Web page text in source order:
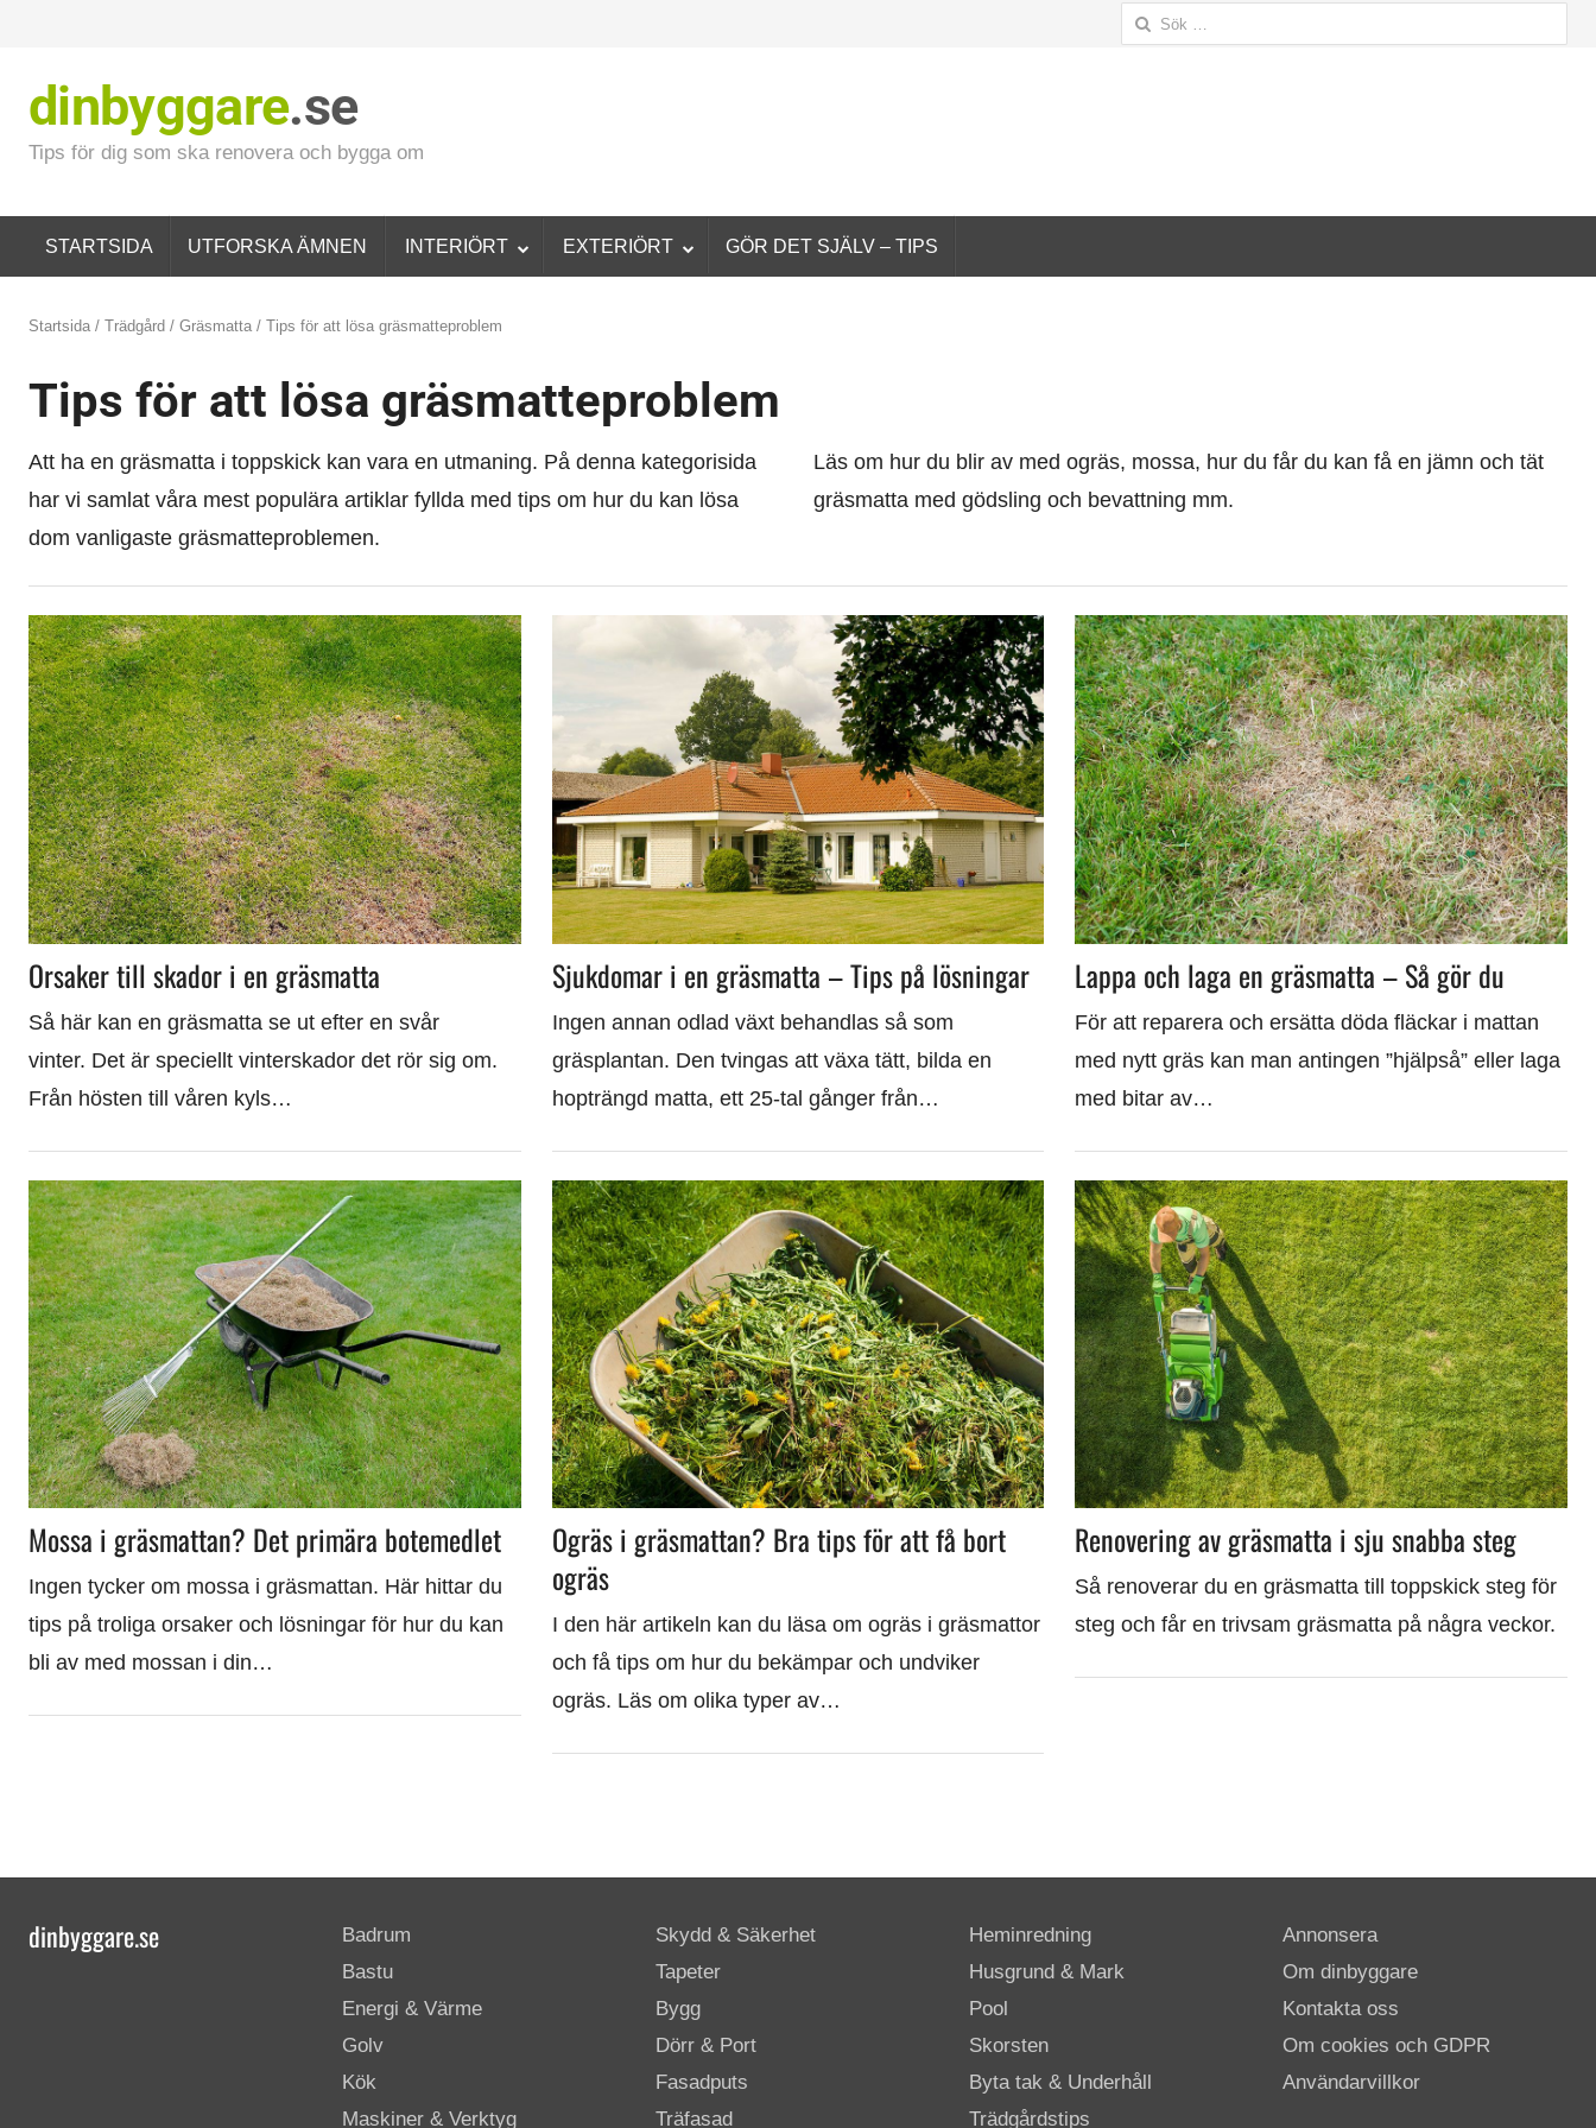
Sök
dinbyggare.se
Tips för dig som ska renovera och bygga om
STARTSIDA UTFORSKA ÄMNEN INTERIÖRT EXTERIÖRT GÖR DET SJÄLV – TIPS
Startsida / Trädgård / Gräsmatta / Tips för att lösa gräsmatteproblem
Tips för att lösa gräsmatteproblem
Att ha en gräsmatta i toppskick kan vara en utmaning. På denna kategorisida
har vi samlat våra mest populära artiklar fyllda med tips om hur du kan lösa
dom vanligaste gräsmatteproblemen.
Läs om hur du blir av med ogräs, mossa, hur du får du kan få en jämn och tät
gräsmatta med gödsling och bevattning mm.
Orsaker till skador i en gräsmatta
Så här kan en gräsmatta se ut efter en svår
vinter. Det är speciellt vinterskador det rör sig om.
Från hösten till våren kyls…
Sjukdomar i en gräsmatta – Tips på lösningar
Ingen annan odlad växt behandlas så som
gräsplantan. Den tvingas att växa tätt, bilda en
hopträngd matta, ett 25-tal gånger från…
Lappa och laga en gräsmatta – Så gör du
För att reparera och ersätta döda fläckar i mattan
med nytt gräs kan man antingen ”hjälpså” eller laga
med bitar av…
Mossa i gräsmattan? Det primära botemedlet
Ingen tycker om mossa i gräsmattan. Här hittar du
tips på troliga orsaker och lösningar för hur du kan
bli av med mossan i din…
Ogräs i gräsmattan? Bra tips för att få bort
ogräs
I den här artikeln kan du läsa om ogräs i gräsmattor
och få tips om hur du bekämpar och undviker
ogräs. Läs om olika typer av…
Renovering av gräsmatta i sju snabba steg
Så renoverar du en gräsmatta till toppskick steg för
steg och får en trivsam gräsmatta på några veckor.
dinbyggare.se
Badrum
Bastu
Energi & Värme
Golv
Kök
Maskiner & Verktyg
Skydd & Säkerhet
Tapeter
Bygg
Dörr & Port
Fasadputs
Träfasad
Heminredning
Husgrund & Mark
Pool
Skorsten
Byta tak & Underhåll
Trädgårdstips
Annonsera
Om dinbyggare
Kontakta oss
Om cookies och GDPR
Användarvillkor